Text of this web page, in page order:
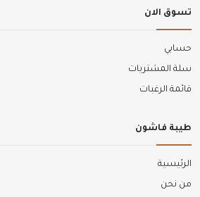
تسوق الان
حسابي
سلة المشتريات
قائمة الرغبات
طيبة فاشون
الرئيسية
من نحن